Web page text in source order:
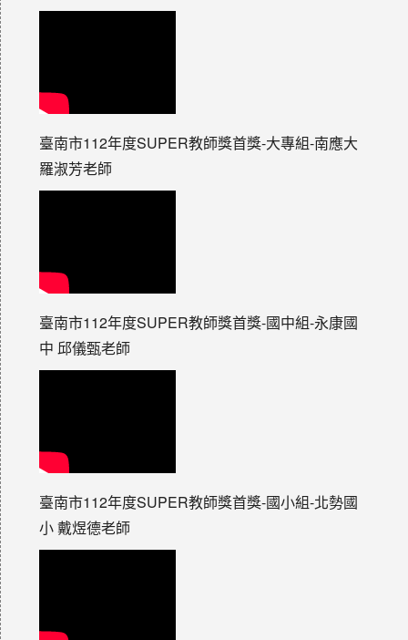
臺南市112年度SUPER教師獎首獎-大專組-南應大
羅淑芳老師
臺南市112年度SUPER教師獎首獎-國中組-永康國
中 邱儀甄老師
臺南市112年度SUPER教師獎首獎-國小組-北勢國
小 戴煜德老師